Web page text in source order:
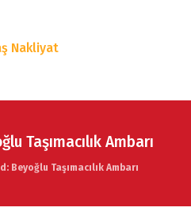
Nakliyat
Taşımacılık Ambarı
Beyoğlu Taşımacılık Ambarı